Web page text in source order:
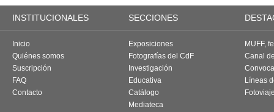
INSTITUCIONALES SECCIONES
Inicio
Quiénes somos
Suscripción
FAQ
Contacto
Exposiciones
Fotografías del CdF
Investigación
Educativa
Catálogo
Mediateca
MUFF,
Canal
Líneas